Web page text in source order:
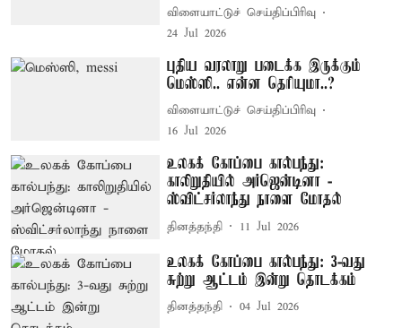
விளையாட்டுச் செய்திப்பிரிவு
24 Jul 2026
புதிய வரலாறு படைக்க இருக்கும்
மெஸ்ஸி.. என்ன தெரியுமா..?
விளையாட்டுச் செய்திப்பிரிவு
16 Jul 2026
உலகக் கோப்பை கால்பந்து:
காலிறுதியில் அர்ஜென்டினா -
ஸ்விட்சர்லாந்து நாளை மோதல்
தினத்தந்தி 11 Jul 2026
உலகக் கோப்பை கால்பந்து: 3-வது
சுற்று ஆட்டம் இன்று தொடக்கம்
தினத்தந்தி 04 Jul 2026